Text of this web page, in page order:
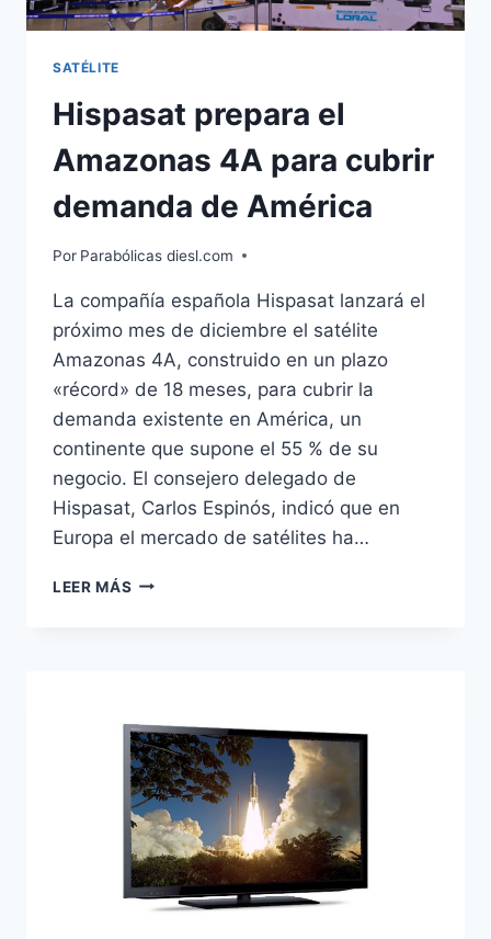
SATÉLITE
Hispasat prepara el
Amazonas 4A para cubrir
demanda de América
Por Parabólicas diesl.com
La compañía española Hispasat lanzará el
próximo mes de diciembre el satélite
Amazonas 4A, construido en un plazo
«récord» de 18 meses, para cubrir la
demanda existente en América, un
continente que supone el 55 % de su
negocio. El consejero delegado de
Hispasat, Carlos Espinós, indicó que en
Europa el mercado de satélites ha…
LEER MÁS HISPASAT
DEMANDA
DE
AMÉRICA